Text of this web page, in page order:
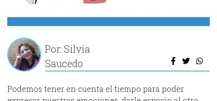
Por: Silvia
Saucedo
Podemos tener en cuenta el tiempo para poder